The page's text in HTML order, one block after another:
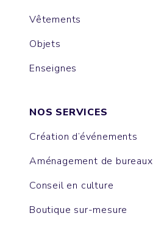
Vêtements
Objets
Enseignes
NOS SERVICES
Création d’événements
Aménagement de bureaux
Conseil en culture
Boutique sur-mesure